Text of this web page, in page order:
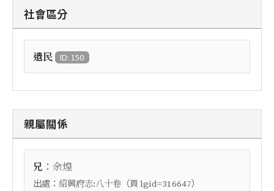
社會區分
遺民 ID: 150
親屬關係
兄 ： 余煌
出處： 紹興府志:八十卷 （頁 lgid=316647）